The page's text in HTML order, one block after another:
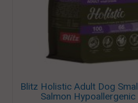
Blitz Holistic Adult Dog
Salmon Hypoallergenic